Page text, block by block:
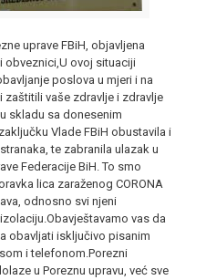
uprave FBiH, objavljena
obveznici,U ovoj situaciji
poslova u mjeri i na
vaše zdravlje i zdravlje
skladu sa donesenim
Vlade FBiH obustavila i
te zabranila ulazak u
Federacije BiH. To smo
lica zaraženog CORONA
odnosno svi njeni
vas da
obavljati isključivo pisanim
i telefonom.Porezni
u Poreznu upravu, već sve